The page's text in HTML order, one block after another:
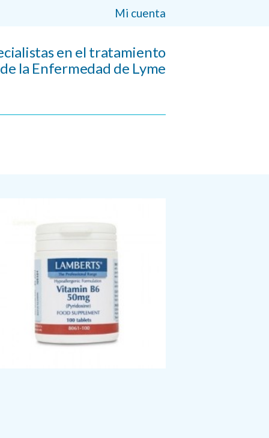
Mi cuenta
en el tratamiento
de la Enfermedad de Lyme